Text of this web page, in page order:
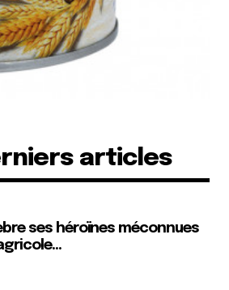
articles
ses héroïnes méconnues